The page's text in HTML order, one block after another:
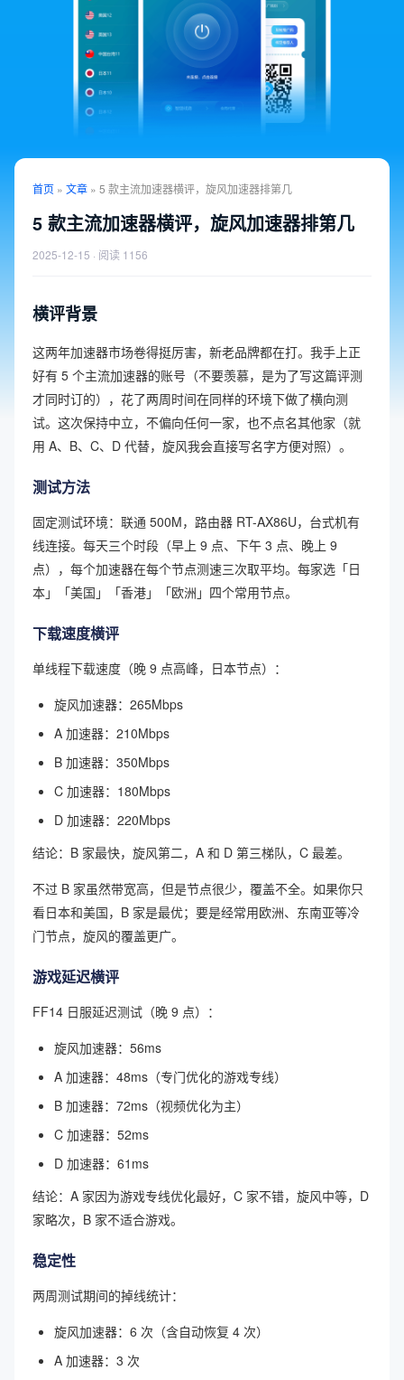
首页 » 文章 » 5 款主流加速器横评，旋风加速器排第几
5 款主流加速器横评，旋风加速器排第几
2025-12-15 · 阅读 1156
横评背景
这两年加速器市场卷得挺厉害，新老品牌都在打。我手上正
好有 5 个主流加速器的账号（不要羡慕，是为了写这篇评测
才同时订的），花了两周时间在同样的环境下做了横向测
试。这次保持中立，不偏向任何一家，也不点名其他家（就
用 A、B、C、D 代替，旋风我会直接写名字方便对照）。
测试方法
固定测试环境：联通 500M，路由器 RT-AX86U，台式机有
线连接。每天三个时段（早上 9 点、下午 3 点、晚上 9
点），每个加速器在每个节点测速三次取平均。每家选「日
本」「美国」「香港」「欧洲」四个常用节点。
下载速度横评
单线程下载速度（晚 9 点高峰，日本节点）：
旋风加速器：265Mbps
A 加速器：210Mbps
B 加速器：350Mbps
C 加速器：180Mbps
D 加速器：220Mbps
结论：B 家最快，旋风第二，A 和 D 第三梯队，C 最差。
不过 B 家虽然带宽高，但是节点很少，覆盖不全。如果你只
看日本和美国，B 家是最优；要是经常用欧洲、东南亚等冷
门节点，旋风的覆盖更广。
游戏延迟横评
FF14 日服延迟测试（晚 9 点）：
旋风加速器：56ms
A 加速器：48ms（专门优化的游戏专线）
B 加速器：72ms（视频优化为主）
C 加速器：52ms
D 加速器：61ms
结论：A 家因为游戏专线优化最好，C 家不错，旋风中等，D
家略次，B 家不适合游戏。
稳定性
两周测试期间的掉线统计：
旋风加速器：6 次（含自动恢复 4 次）
A 加速器：3 次